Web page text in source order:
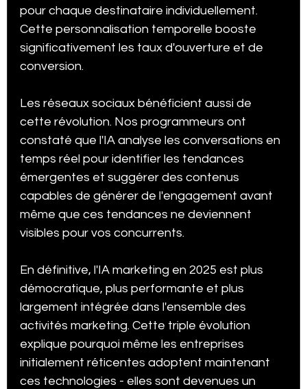
pour chaque destinataire individuellement.
Cette personnalisation temporelle booste
significativement les taux d'ouverture et de
conversion.
Les réseaux sociaux bénéficient aussi de
cette révolution. Nos programmeurs ont
constaté que l'IA analyse les conversations en
temps réel pour identifier les tendances
émergentes et suggérer des contenus
capables de générer de l'engagement avant
même que ces tendances ne deviennent
visibles pour vos concurrents.
En définitive, l'IA marketing en 2025 est plus
démocratique, plus performante et plus
largement intégrée dans l'ensemble des
activités marketing. Cette triple évolution
explique pourquoi même les entreprises
initialement réticentes adoptent maintenant
ces technologies - elles sont devenues un